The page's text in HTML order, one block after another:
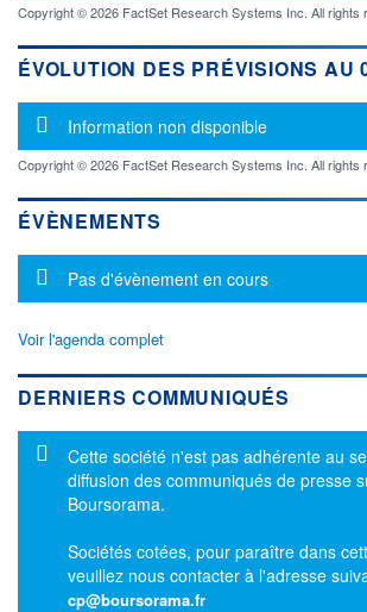
Copyright © 2026 FactSet Research Systems Inc. All rights
ÉVOLUTION DES PRÉVISIONS AU
Message d'information
Information non disponible
Copyright © 2026 FactSet Research Systems Inc. All rights
ÉVÈNEMENTS
Message d'information
Pas d'évènement en cours
Voir l'agenda complet
DERNIERS COMMUNIQUÉS
Message d'information
Cette société n'est pas adhérente au
diffusion des communiqués de presse
Boursorama.
Sociétés cotées, pour paraître dans
veuillez nous contacter à l'adresse
cp@boursorama.fr